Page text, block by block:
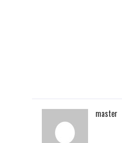
master